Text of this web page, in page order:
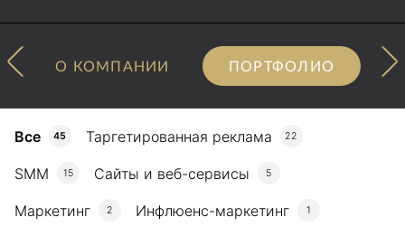
О КОМПАНИИ ПОРТФОЛИО
Все 45 Таргетированная реклама 22
SMM 15 Сайты и веб-сервисы 5
Маркетинг 2 Инфлюенс-маркетинг 1